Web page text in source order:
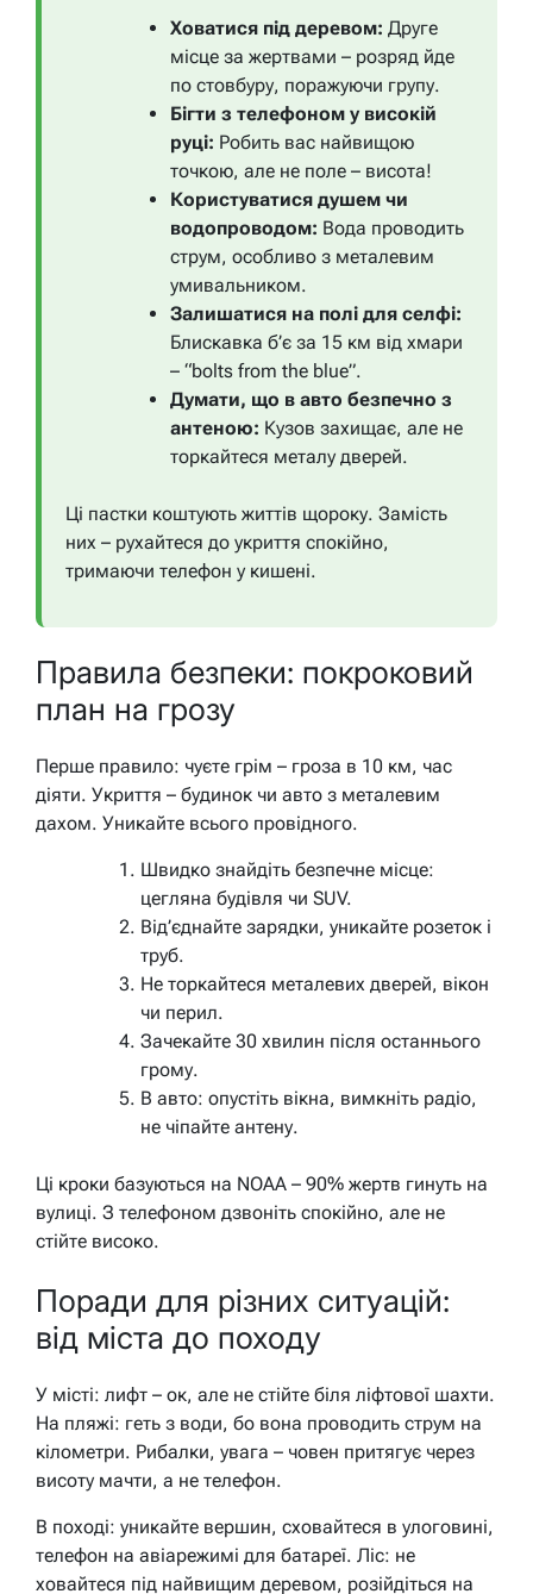
Ховатися під деревом: Друге
місце за жертвами – розряд йде
по стовбуру, поражуючи групу.
Бігти з телефоном у високій
руці: Робить вас найвищою
точкою, але не поле – висота!
Користуватися душем чи
водопроводом: Вода проводить
струм, особливо з металевим
умивальником.
Залишатися на полі для селфі:
Блискавка б’є за 15 км від хмари
– “bolts from the blue”.
Думати, що в авто безпечно з
антеною: Кузов захищає, але не
торкайтеся металу дверей.
Ці пастки коштують життів щороку. Замість
них – рухайтеся до укриття спокійно,
тримаючи телефон у кишені.
Правила безпеки: покроковий
план на грозу
Перше правило: чуєте грім – гроза в 10 км, час
діяти. Укриття – будинок чи авто з металевим
дахом. Уникайте всього провідного.
Швидко знайдіть безпечне місце:
цегляна будівля чи SUV.
Від’єднайте зарядки, уникайте розеток і
труб.
Не торкайтеся металевих дверей, вікон
чи перил.
Зачекайте 30 хвилин після останнього
грому.
В авто: опустіть вікна, вимкніть радіо,
не чіпайте антену.
Ці кроки базуються на NOAA – 90% жертв гинуть на
вулиці. З телефоном дзвоніть спокійно, але не
стійте високо.
Поради для різних ситуацій:
від міста до походу
У місті: лифт – ок, але не стійте біля ліфтової шахти.
На пляжі: геть з води, бо вона проводить струм на
кілометри. Рибалки, увага – човен притягує через
висоту мачти, а не телефон.
В поході: уникайте вершин, сховайтеся в улоговині,
телефон на авіарежимі для батареї. Ліс: не
ховайтеся під найвищим деревом, розійдіться на